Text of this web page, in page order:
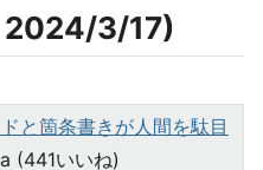
3/17)
と箇条書きが人間を駄目
(441いいね)